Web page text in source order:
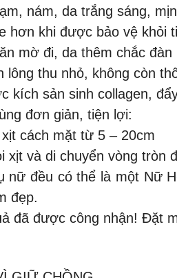
nám, da trắng sáng,
hơn khi được bảo vệ khỏi
mờ đi, da thêm chắc đàn
lông thu nhỏ, không còn
kích sản sinh collagen,
đơn giản, tiện lợi:
cách mặt từ 5 – 20cm
xịt và di chuyển vòng tròn
nữ đều có thể là một Nữ
đẹp.
đã được công nhận! Đặt